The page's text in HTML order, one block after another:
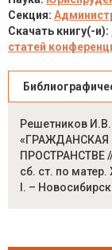
Секция:
Скачать книгу(-и):
статей
Решетников
«ГРАЖДАНСКАЯ
ПРОСТРАНСТВЕ
сб. ст. по
I. –